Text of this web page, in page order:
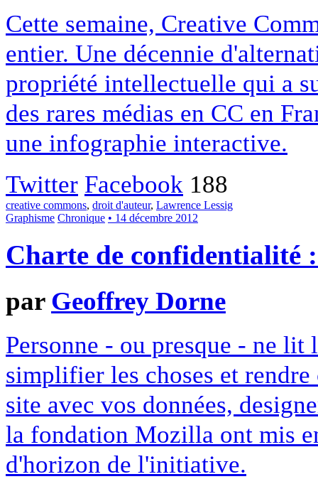
Cette semaine, Creative
entier. Une décennie
propriété intellectuelle qui a
des rares médias en CC en
une infographie interactive.
Twitter Facebook 188
creative commons, droit d'auteur, Lawrence Lessig
Graphisme Chronique • 14 décembre 2012
Charte de confidentialité
par Geoffrey Dorne
Personne - ou presque - ne
simplifier les choses et
site avec vos données,
la fondation Mozilla ont mis
d'horizon de l'initiative.